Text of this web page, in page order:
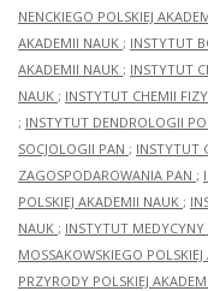
NENCKIEGO POLSKIEJ
AKADEMII NAUK ; INSTYTUT
AKADEMII NAUK ; INSTYTUT
NAUK ; INSTYTUT CHEMII
; INSTYTUT DENDROLOGII
SOCJOLOGII PAN ; INSTYTUT
ZAGOSPODAROWANIA PAN ;
POLSKIEJ AKADEMII NAUK ;
NAUK ; INSTYTUT
MOSSAKOWSKIEGO
PRZYRODY POLSKIEJ